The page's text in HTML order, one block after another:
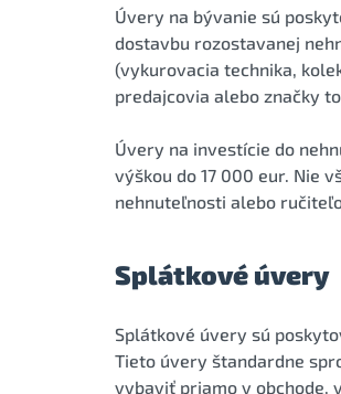
Úvery na bývanie sú
dostavbu rozostavanej
(vykurovacia technika,
predajcovia alebo značky
Úvery na investície do
výškou do 17 000 eur. Nie
nehnuteľnosti alebo
Splátkové úvery
Splátkové úvery sú
Tieto úvery štandardne
vybaviť priamo v obchode,